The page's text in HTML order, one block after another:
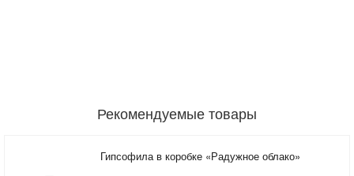
Рекомендуемые товары
Гипсофила в коробке «Радужное облако»